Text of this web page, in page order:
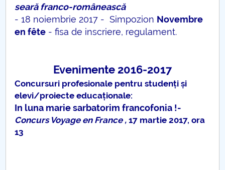
seară franco-românească
- 18 noiembrie 2017 - Simpozion Novembre
en fête -fisa de inscriere, regulament.
Evenimente 2016-2017
Concursuri profesionale pentru studenți și
elevi/proiecte educaționale:
In luna marie sarbatorim francofonia !-
Concurs Voyage en France,17 martie 2017, ora
13